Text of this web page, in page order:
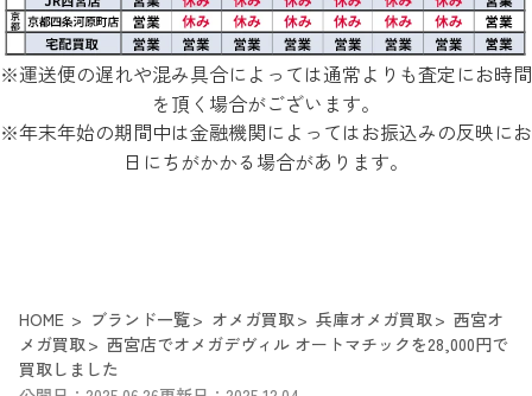
※運送便の遅れや混み具合によっては通常よりも査定にお時間
を頂く場合がございます。
※年末年始の期間中は金融機関によってはお振込みの反映にお
日にちがかかる場合があります。
HOME ブランド一覧 オメガ買取 兵庫オメガ買取
西宮オ
メガ買取
西宮店でオメガデヴィル オートマチックを28,000円で
買取しました